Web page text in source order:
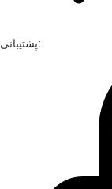
پشتیبانی: